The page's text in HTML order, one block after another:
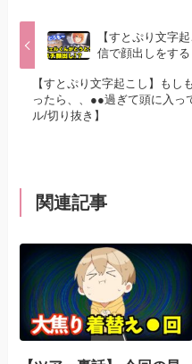
【すとぷり文字
信で顔出しをする
【すとぷり文字起こし】もし
ったら、、●●過ぎて頭に入っ
ル/切り抜き】
関連記事